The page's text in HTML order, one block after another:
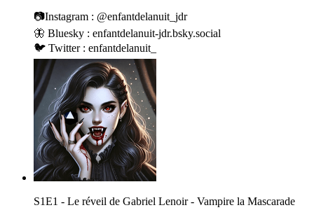
📷Instagram : @enfantdelanuit_jdr
🦋 Bluesky : enfantdelanuit-jdr.bsky.social
🐦 Twitter : enfantdelanuit_
S1E1 - Le réveil de Gabriel Lenoir - Vampire la Mascarade